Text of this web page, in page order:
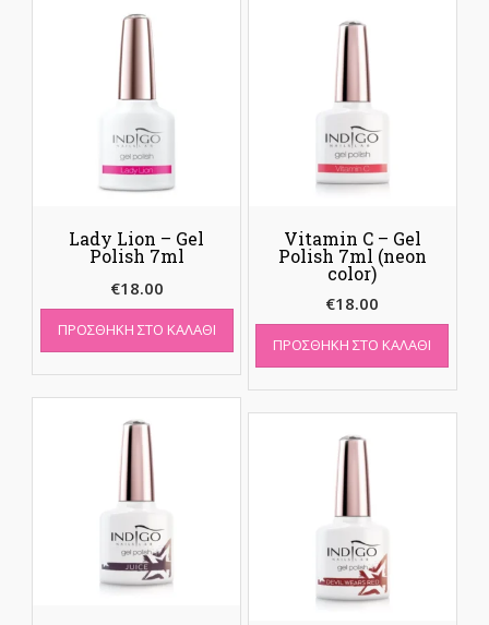
Lady Lion – Gel
Polish 7ml
€18.00
ΠΡΟΣΘΉΚΗ ΣΤΟ ΚΑΛΆΘΙ
Vitamin C – Gel
Polish 7ml (neon
color)
€18.00
ΠΡΟΣΘΉΚΗ ΣΤΟ ΚΑΛΆΘΙ